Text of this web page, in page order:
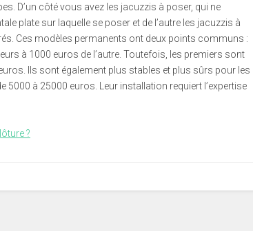
D’un côté vous avez les jacuzzis à poser, qui ne
plate sur laquelle se poser et de l’autre les jacuzzis à
Ces modèles permanents ont deux points communs :
à 1000 euros de l’autre. Toutefois, les premiers sont
Ils sont également plus stables et plus sûrs pour les
à 25000 euros. Leur installation requiert l’expertise
?